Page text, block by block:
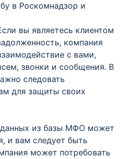
в Роскомнадзор и
вы являетесь клиентом
компания
с вами,
звонки и сообщения. В
следовать
для защиты своих
данных из базы МФО может
и вам следует быть
может потребовать